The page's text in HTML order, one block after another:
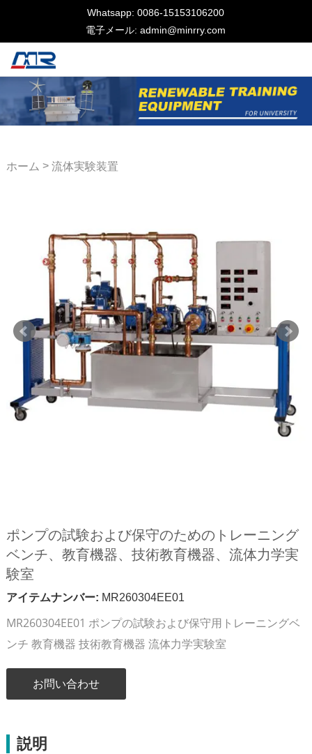
Whatsapp: 0086-15153106200
電子メール: admin@minrry.com
ホーム > 流体実験装置
ポンプの試験および保守のためのトレーニング
ベンチ、教育機器、技術教育機器、流体力学実
験室
アイテムナンバー: MR260304EE01
MR260304EE01 ポンプの試験および保守用トレーニングベ
ンチ 教育機器 技術教育機器 流体力学実験室
お問い合わせ
説明